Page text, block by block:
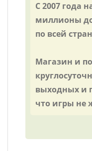
С 2007 года
миллионы
по всей
Магазин и
выходных и
что игры не